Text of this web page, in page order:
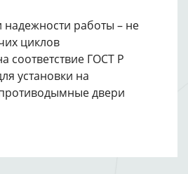
надежности работы – не
циклов
соответствие ГОСТ Р
установки на
двери